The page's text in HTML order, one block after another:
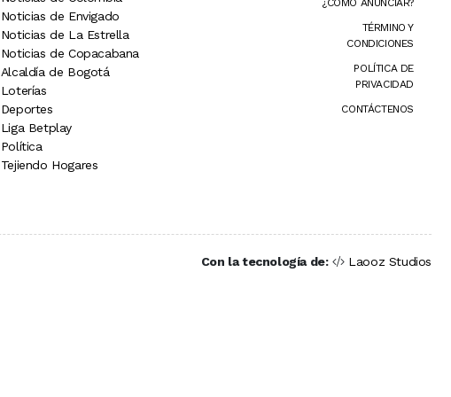
Noticias de Envigado
Noticias de La Estrella
Noticias de Copacabana
Alcaldía de Bogotá
Loterías
Deportes
Liga Betplay
Política
Tejiendo Hogares
¿CÓMO ANUNCIAR?
TÉRMINO Y
CONDICIONES
POLÍTICA DE
PRIVACIDAD
CONTÁCTENOS
Con la tecnología de: Laooz Studios